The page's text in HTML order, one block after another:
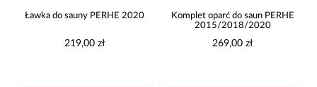
Ławka do sauny PERHE 2020
219,00 zł
Komplet oparć do saun PERHE
2015/2018/2020
269,00 zł